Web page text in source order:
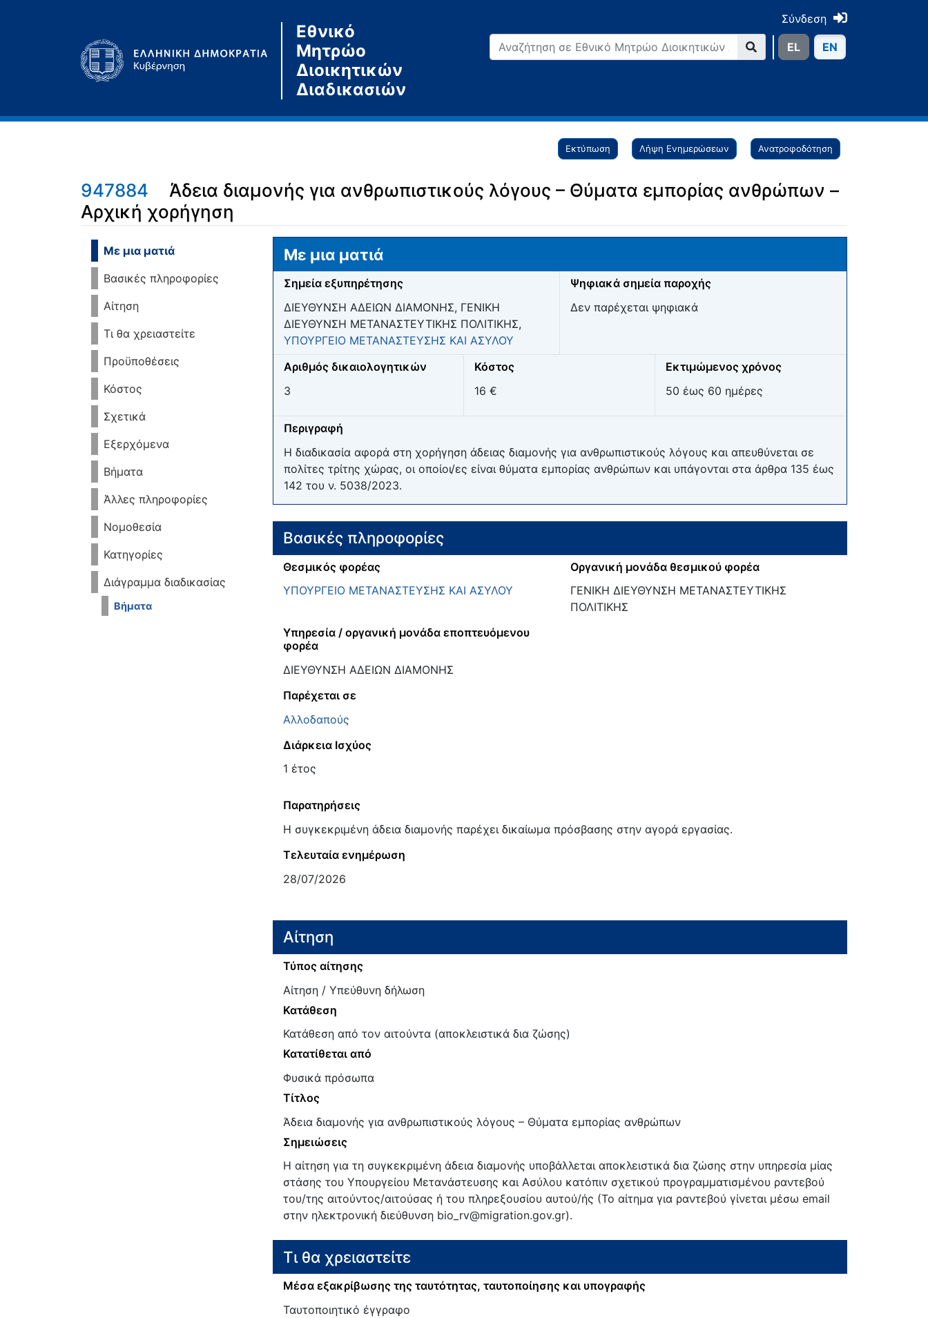
Εθνικό
Μητρώο
Διοικητικών
Διαδικασιών
Σύνδεση
ΕL ΕN
Εκτύπωση Λήψη Ενημερώσεων Ανατροφοδότηση
947884
Άδεια διαμονής για ανθρωπιστικούς λόγους – Θύματα εμπορίας ανθρώπων –
Αρχική χορήγηση
Μετάβαση σε: πλοήγηση
Με μια ματιά
Βασικές πληροφορίες
Αίτηση
Τι θα χρειαστείτε
Προϋποθέσεις
Κόστος
Σχετικά
Εξερχόμενα
Βήματα
Άλλες πληροφορίες
Νομοθεσία
Κατηγορίες
Διάγραμμα διαδικασίας
Βήματα
Με μια ματιά
Σημεία εξυπηρέτησης
ΔΙΕΥΘΥΝΣΗ ΑΔΕΙΩΝ ΔΙΑΜΟΝΗΣ, ΓΕΝΙΚΗ
ΔΙΕΥΘΥΝΣΗ ΜΕΤΑΝΑΣΤΕΥΤΙΚΗΣ ΠΟΛΙΤΙΚΗΣ,
ΥΠΟΥΡΓΕΙΟ ΜΕΤΑΝΑΣΤΕΥΣΗΣ ΚΑΙ ΑΣΥΛΟΥ
Ψηφιακά σημεία παροχής
Δεν παρέχεται ψηφιακά
Αριθμός δικαιολογητικών
3
Κόστος
16 €
Εκτιμώμενος χρόνος
50 έως 60 ημέρες
Περιγραφή
Η διαδικασία αφορά στη χορήγηση άδειας διαμονής για ανθρωπιστικούς λόγους και απευθύνεται σε
πολίτες τρίτης χώρας, οι οποίοι/ες είναι θύματα εμπορίας ανθρώπων και υπάγονται στα άρθρα 135 έως
142 του ν. 5038/2023.
Βασικές πληροφορίες
Θεσμικός φορέας
ΥΠΟΥΡΓΕΙΟ ΜΕΤΑΝΑΣΤΕΥΣΗΣ ΚΑΙ ΑΣΥΛΟΥ
Οργανική μονάδα θεσμικού φορέα
ΓΕΝΙΚΗ ΔΙΕΥΘΥΝΣΗ ΜΕΤΑΝΑΣΤΕΥΤΙΚΗΣ
ΠΟΛΙΤΙΚΗΣ
Υπηρεσία / οργανική μονάδα εποπτευόμενου
φορέα
ΔΙΕΥΘΥΝΣΗ ΑΔΕΙΩΝ ΔΙΑΜΟΝΗΣ
Παρέχεται σε
Αλλοδαπούς
Διάρκεια Ισχύος
1 έτος
Παρατηρήσεις
Η συγκεκριμένη άδεια διαμονής παρέχει δικαίωμα πρόσβασης στην αγορά εργασίας.
Τελευταία ενημέρωση
28/07/2026
Αίτηση
Τύπος αίτησης
Αίτηση / Υπεύθυνη δήλωση
Κατάθεση
Κατάθεση από τον αιτούντα (αποκλειστικά δια ζώσης)
Κατατίθεται από
Φυσικά πρόσωπα
Τίτλος
Άδεια διαμονής για ανθρωπιστικούς λόγους – Θύματα εμπορίας ανθρώπων
Σημειώσεις
Η αίτηση για τη συγκεκριμένη άδεια διαμονής υποβάλλεται αποκλειστικά δια ζώσης στην υπηρεσία μίας
στάσης του Υπουργείου Μετανάστευσης και Ασύλου κατόπιν σχετικού προγραμματισμένου ραντεβού
του/της αιτούντος/αιτούσας ή του πληρεξουσίου αυτού/ής (Το αίτημα για ραντεβού γίνεται μέσω email
στην ηλεκτρονική διεύθυνση bio_rv@migration.gov.gr).
Τι θα χρειαστείτε
Μέσα εξακρίβωσης της ταυτότητας, ταυτοποίησης και υπογραφής
Ταυτοποιητικό έγγραφο